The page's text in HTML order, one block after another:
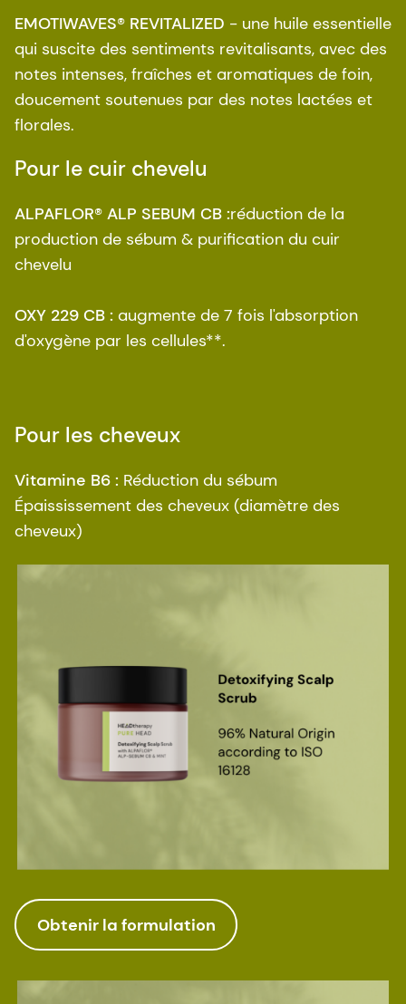
EMOTIWAVES® REVITALIZED - une huile essentielle
qui suscite des sentiments revitalisants, avec des
notes intenses, fraîches et aromatiques de foin,
doucement soutenues par des notes lactées et
florales.
Pour le cuir chevelu
ALPAFLOR® ALP SEBUM CB :réduction de la
production de sébum & purification du cuir
chevelu
OXY 229 CB : augmente de 7 fois l'absorption
d'oxygène par les cellules**.
Pour les cheveux
Vitamine B6 : Réduction du sébum
Épaississement des cheveux (diamètre des
cheveux)
Obtenir la formulation